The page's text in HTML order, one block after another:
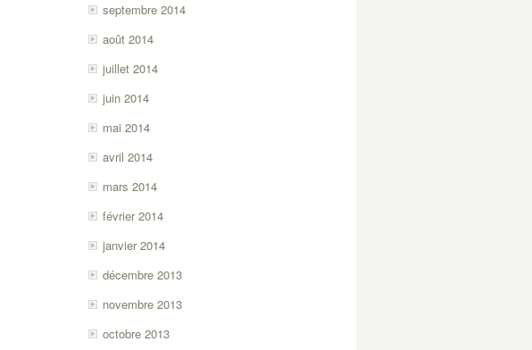
septembre 2014
août 2014
juillet 2014
juin 2014
mai 2014
avril 2014
mars 2014
février 2014
janvier 2014
décembre 2013
novembre 2013
octobre 2013